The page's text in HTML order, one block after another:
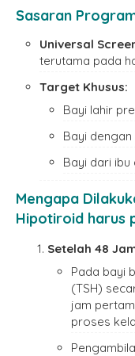
Sasaran
Universal
terutama pada
Target Khusus:
Bayi lahir
Bayi
Bayi dari
Mengapa
Hipotiroid harus
Setelah 48
Pada bayi
(TSH)
jam
proses